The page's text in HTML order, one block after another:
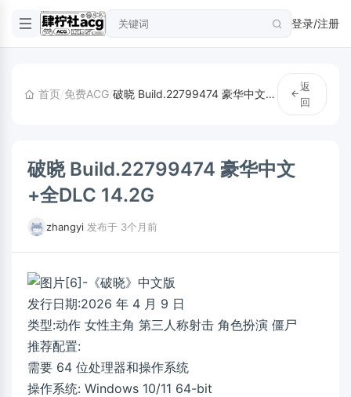
登录/注册
首页/免费ACG/ 破晓 Build.22799474 豪华中文 +全DLC 14.2G
返
回
破晓 Build.22799474 豪华中文
+全DLC 14.2G
zhangyi 发布于 3个月前
发行日期:2026 年 4 月 9 日
类型:动作 女性主角 第三人称射击 角色扮演 僵尸
推荐配置:
需要 64 位处理器和操作系统
操作系统: Windows 10/11 64-bit